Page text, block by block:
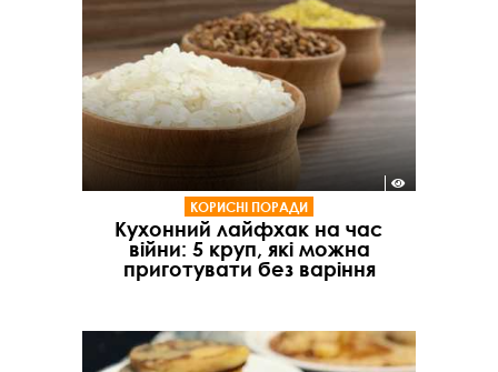
КОРИСНІ ПОРАДИ
Кухонний лайфхак на час
війни: 5 круп, які можна
приготувати без варіння